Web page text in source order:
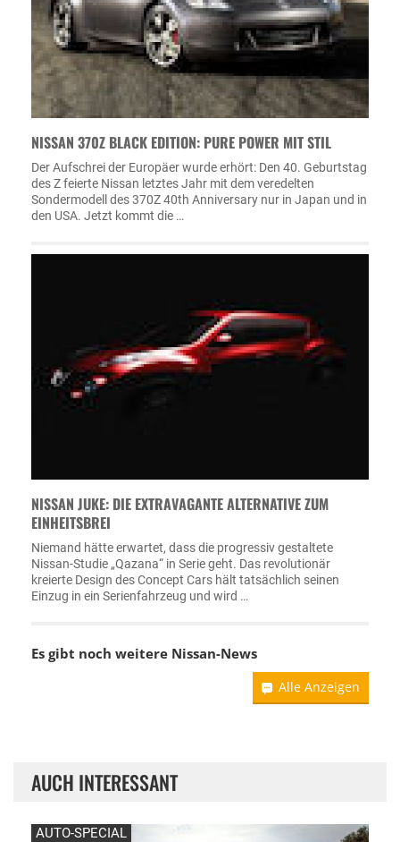
NISSAN 370Z BLACK EDITION: PURE POWER MIT STIL
Der Aufschrei der Europäer wurde erhört: Den 40. Geburtstag
des Z feierte Nissan letztes Jahr mit dem veredelten
Sondermodell des 370Z 40th Anniversary nur in Japan und in
den USA. Jetzt kommt die …
NISSAN JUKE: DIE EXTRAVAGANTE ALTERNATIVE ZUM
EINHEITSBREI
Niemand hätte erwartet, dass die progressiv gestaltete
Nissan-Studie „Qazana“ in Serie geht. Das revolutionär
kreierte Design des Concept Cars hält tatsächlich seinen
Einzug in ein Serienfahrzeug und wird …
Es gibt noch weitere Nissan-News
Alle Anzeigen
AUCH INTERESSANT
AUTO-SPECIAL